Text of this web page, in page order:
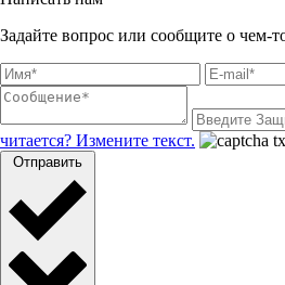
Задайте вопрос или сообщите о чем-
читается? Измените текст.
Отправить